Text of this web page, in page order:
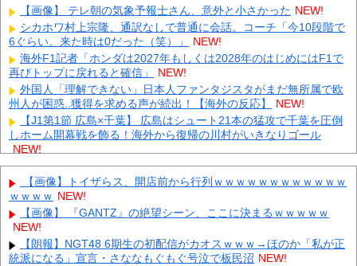
【画像】 テレ朝の気象予報士さん、意外と小さかった NEW!
シカホワ村上宗隆、通訳なしで普通に会話。コーチ「今10段階で
6ぐらい。来た時は0だった（笑）」
NEW!
海外F1記者「ホンダは2027年もしくは2028年のはじめにはF1で
再びトップに戻れると確信」
NEW!
外国人「理解できない」日本人ファンタジスタがまだ無所属で欧
州人が困惑..獲得を求める声が続出！【海外の反応】
NEW!
【J1第1節 広島×千葉】 広島はシュート21本の猛攻で千葉を圧倒
しホーム開幕戦を飾る！海外から復帰の川村がいきなりゴール
NEW!
【速報】 韓国サッカー協会審判部関係者、責任転嫁「外国人審判
たちが先にマッサージを望んだ」 NEW!
中国「大洪水！」三峡ダム「決壊危機」中国政府「新水路建設！
（三峡新水路」現場職員「内部情報公開！（失踪」湖南省「三峡放
流情報（画像」台風13号「三峡接近」→
玉城デニー「日本政府から！アメリカから！沖縄を取り戻す！」
NEW!
【画像】トイザらス、開店前から行列ｗｗｗｗｗｗｗｗｗｗｗｗ
ｗｗｗｗ NEW!
【画像】 『GANTZ』の絶望シーン、ここに決まるｗｗｗｗｗ
NEW!
【朗報】NGT48 6期生の初配信がカオスｗｗｗ→ほのか「私が正
統派になる」宣言・さななもぐもぐ号泣で板民沼 NEW!